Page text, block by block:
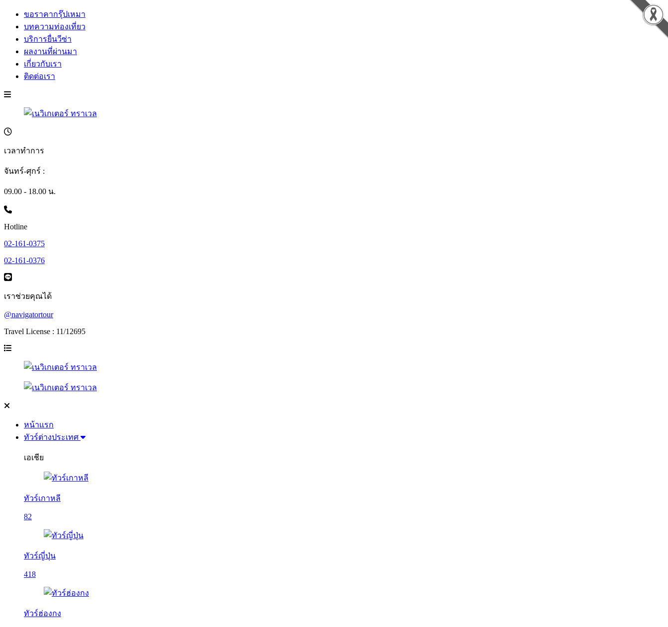
ขอราคากรุ๊ปเหมา
บทความท่องเที่ยว
บริการยื่นวีซ่า
ผลงานที่ผ่านมา
เกี่ยวกับเรา
ติดต่อเรา
เวลาทำการ
จันทร์-ศุกร์ :
09.00 - 18.00 น.
Hotline
02-161-0375
02-161-0376
เราช่วยคุณได้
@navigatortour
Travel License : 11/12695
หน้าแรก
ทัวร์ต่างประเทศ
เอเชีย
ทัวร์เกาหลี
82
ทัวร์ญี่ปุ่น
418
ทัวร์ฮ่องกง